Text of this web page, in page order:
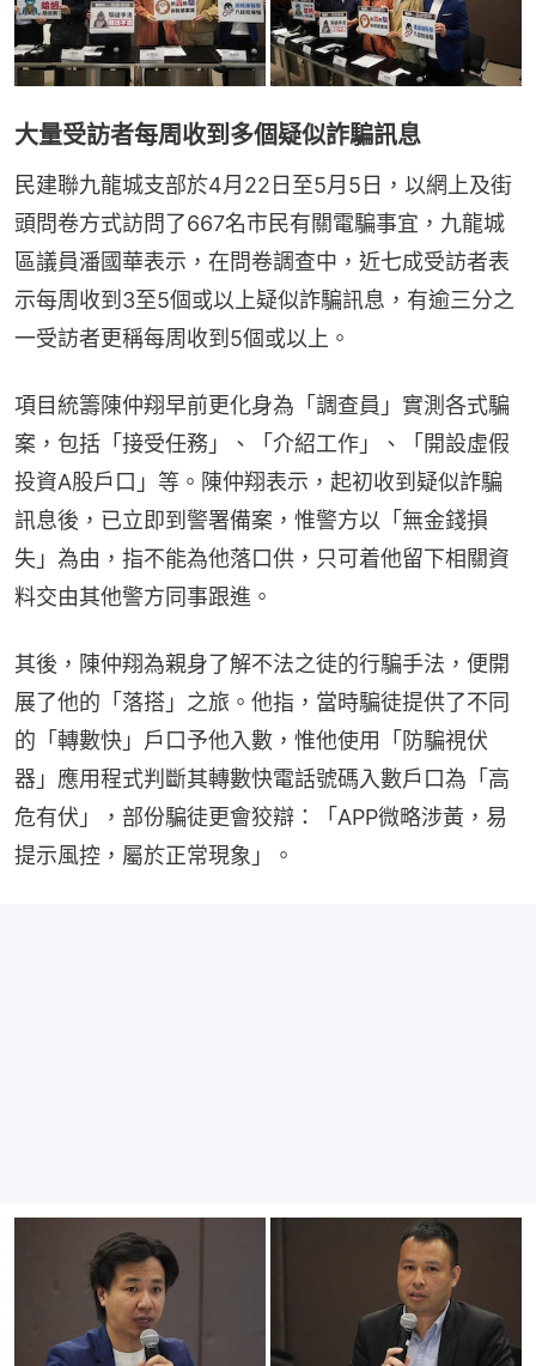
大量受訪者每周收到多個疑似詐騙訊息
民建聯九龍城支部於4月22日至5月5日，以網上及街
頭問卷方式訪問了667名市民有關電騙事宜，九龍城
區議員潘國華表示，在問卷調查中，近七成受訪者表
示每周收到3至5個或以上疑似詐騙訊息，有逾三分之
一受訪者更稱每周收到5個或以上。
項目統籌陳仲翔早前更化身為「調查員」實測各式騙
案，包括「接受任務」、「介紹工作」、「開設虛假
投資A股戶口」等。陳仲翔表示，起初收到疑似詐騙
訊息後，已立即到警署備案，惟警方以「無金錢損
失」為由，指不能為他落口供，只可着他留下相關資
料交由其他警方同事跟進。
其後，陳仲翔為親身了解不法之徒的行騙手法，便開
展了他的「落搭」之旅。他指，當時騙徒提供了不同
的「轉數快」戶口予他入數，惟他使用「防騙視伏
器」應用程式判斷其轉數快電話號碼入數戶口為「高
危有伏」，部份騙徒更會狡辯：「APP微略涉黃，易
提示風控，屬於正常現象」。